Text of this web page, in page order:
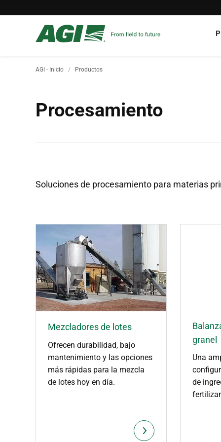
AGI - Inicio Productos
Procesamiento
Soluciones de procesamiento para materias
Mezcladores de lotes
Ofrecen durabilidad, bajo
mantenimiento y las opciones
más rápidas para la mezcla
de lotes hoy en día.
granel
Una
de